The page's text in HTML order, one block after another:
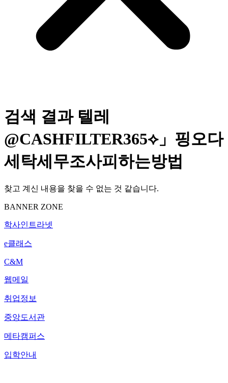
검색 결과 텔레
@CASHFILTER365⟡」핑오다
세탁세무조사피하는방법
찾고 계신 내용을 찾을 수 없는 것 같습니다.
BANNER ZONE
학사인트라넷
e클래스
C&M
웹메일
취업정보
중앙도서관
메타캠퍼스
입학안내